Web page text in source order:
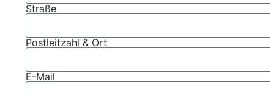
Straße
Postleitzahl & Ort
E-Mail